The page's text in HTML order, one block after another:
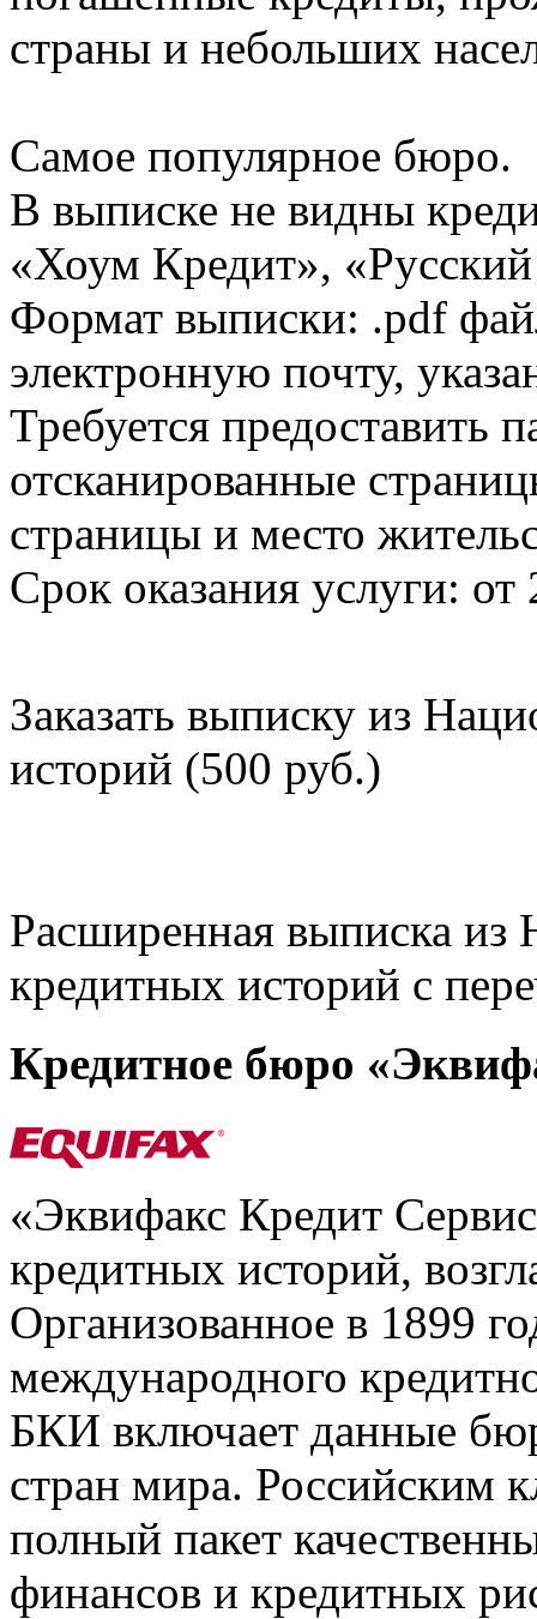
страны и небольших
Самое популярное бюро.
В выписке не видны
«Хоум Кредит»,
Формат выписки: .pdf
электронную почту,
Требуется предоставить
отсканированные
страницы и место
Срок оказания услуги: от
Заказать выписку из
историй (500 руб.)
Расширенная выписка из
кредитных историй с
Кредитное бюро
«Эквифакс Кредит
кредитных историй,
Организованное в 1899
международного
БКИ включает данные
стран мира. Российским
полный пакет
финансов и кредитных